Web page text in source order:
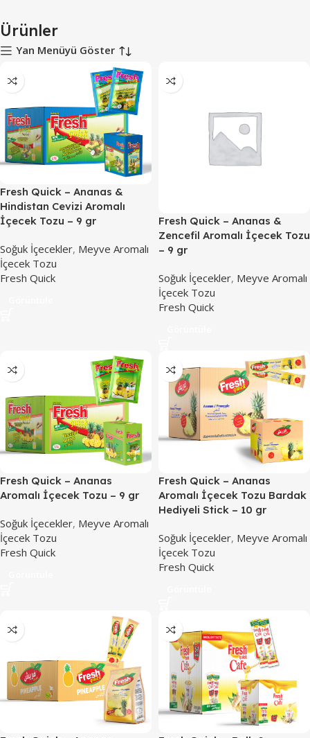
Ürünler
Yan Menüyü Göster
Fresh Quick – Ananas &
Hindistan Cevizi Aromalı
İçecek Tozu – 9 gr
Soğuk İçecekler, Meyve Aromalı
İçecek Tozu
Fresh Quick
Fresh Quick – Ananas &
Zencefil Aromalı İçecek Tozu
– 9 gr
Soğuk İçecekler, Meyve Aromalı
İçecek Tozu
Fresh Quick
Fresh Quick – Ananas
Aromalı İçecek Tozu – 9 gr
Soğuk İçecekler, Meyve Aromalı
İçecek Tozu
Fresh Quick
Fresh Quick – Ananas
Aromalı İçecek Tozu Bardak
Hediyeli Stick – 10 gr
Soğuk İçecekler, Meyve Aromalı
İçecek Tozu
Fresh Quick